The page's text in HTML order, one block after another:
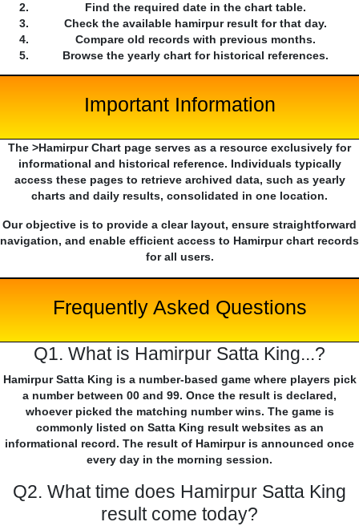
Find the required date in the chart table.
Check the available hamirpur result for that day.
Compare old records with previous months.
Browse the yearly chart for historical references.
Important Information
The >Hamirpur Chart page serves as a resource exclusively for
informational and historical reference. Individuals typically
access these pages to retrieve archived data, such as yearly
charts and daily results, consolidated in one location.
Our objective is to provide a clear layout, ensure straightforward
navigation, and enable efficient access to Hamirpur chart records
for all users.
Frequently Asked Questions
Q1. What is Hamirpur Satta King...?
Hamirpur Satta King is a number-based game where players pick
a number between 00 and 99. Once the result is declared,
whoever picked the matching number wins. The game is
commonly listed on Satta King result websites as an
informational record. The result of Hamirpur is announced once
every day in the morning session.
Q2. What time does Hamirpur Satta King
result come today?